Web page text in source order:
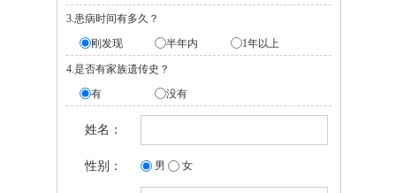
3.患病时间有多久？
刚发现
半年内 1年以上
4.是否有家族遗传史？
有
没有
姓名：
性别： 男 女